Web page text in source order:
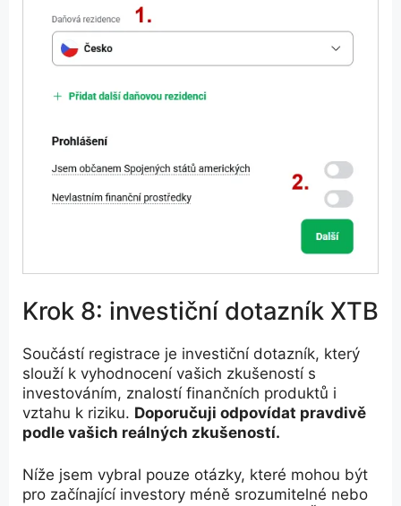
Krok 8: investiční dotazník XTB
Součástí registrace je investiční dotazník, který
slouží k vyhodnocení vašich zkušeností s
investováním, znalostí finančních produktů i
vztahu k riziku. Doporučuji odpovídat pravdivě
podle vašich reálných zkušeností.
Níže jsem vybral pouze otázky, které mohou být
pro začínající investory méně srozumitelné nebo